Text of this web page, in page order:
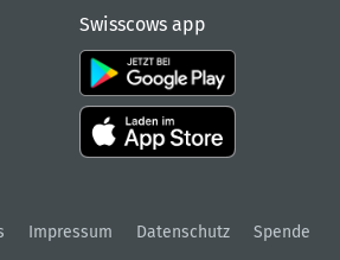
Swisscows app
Impressum Datenschutz Spende